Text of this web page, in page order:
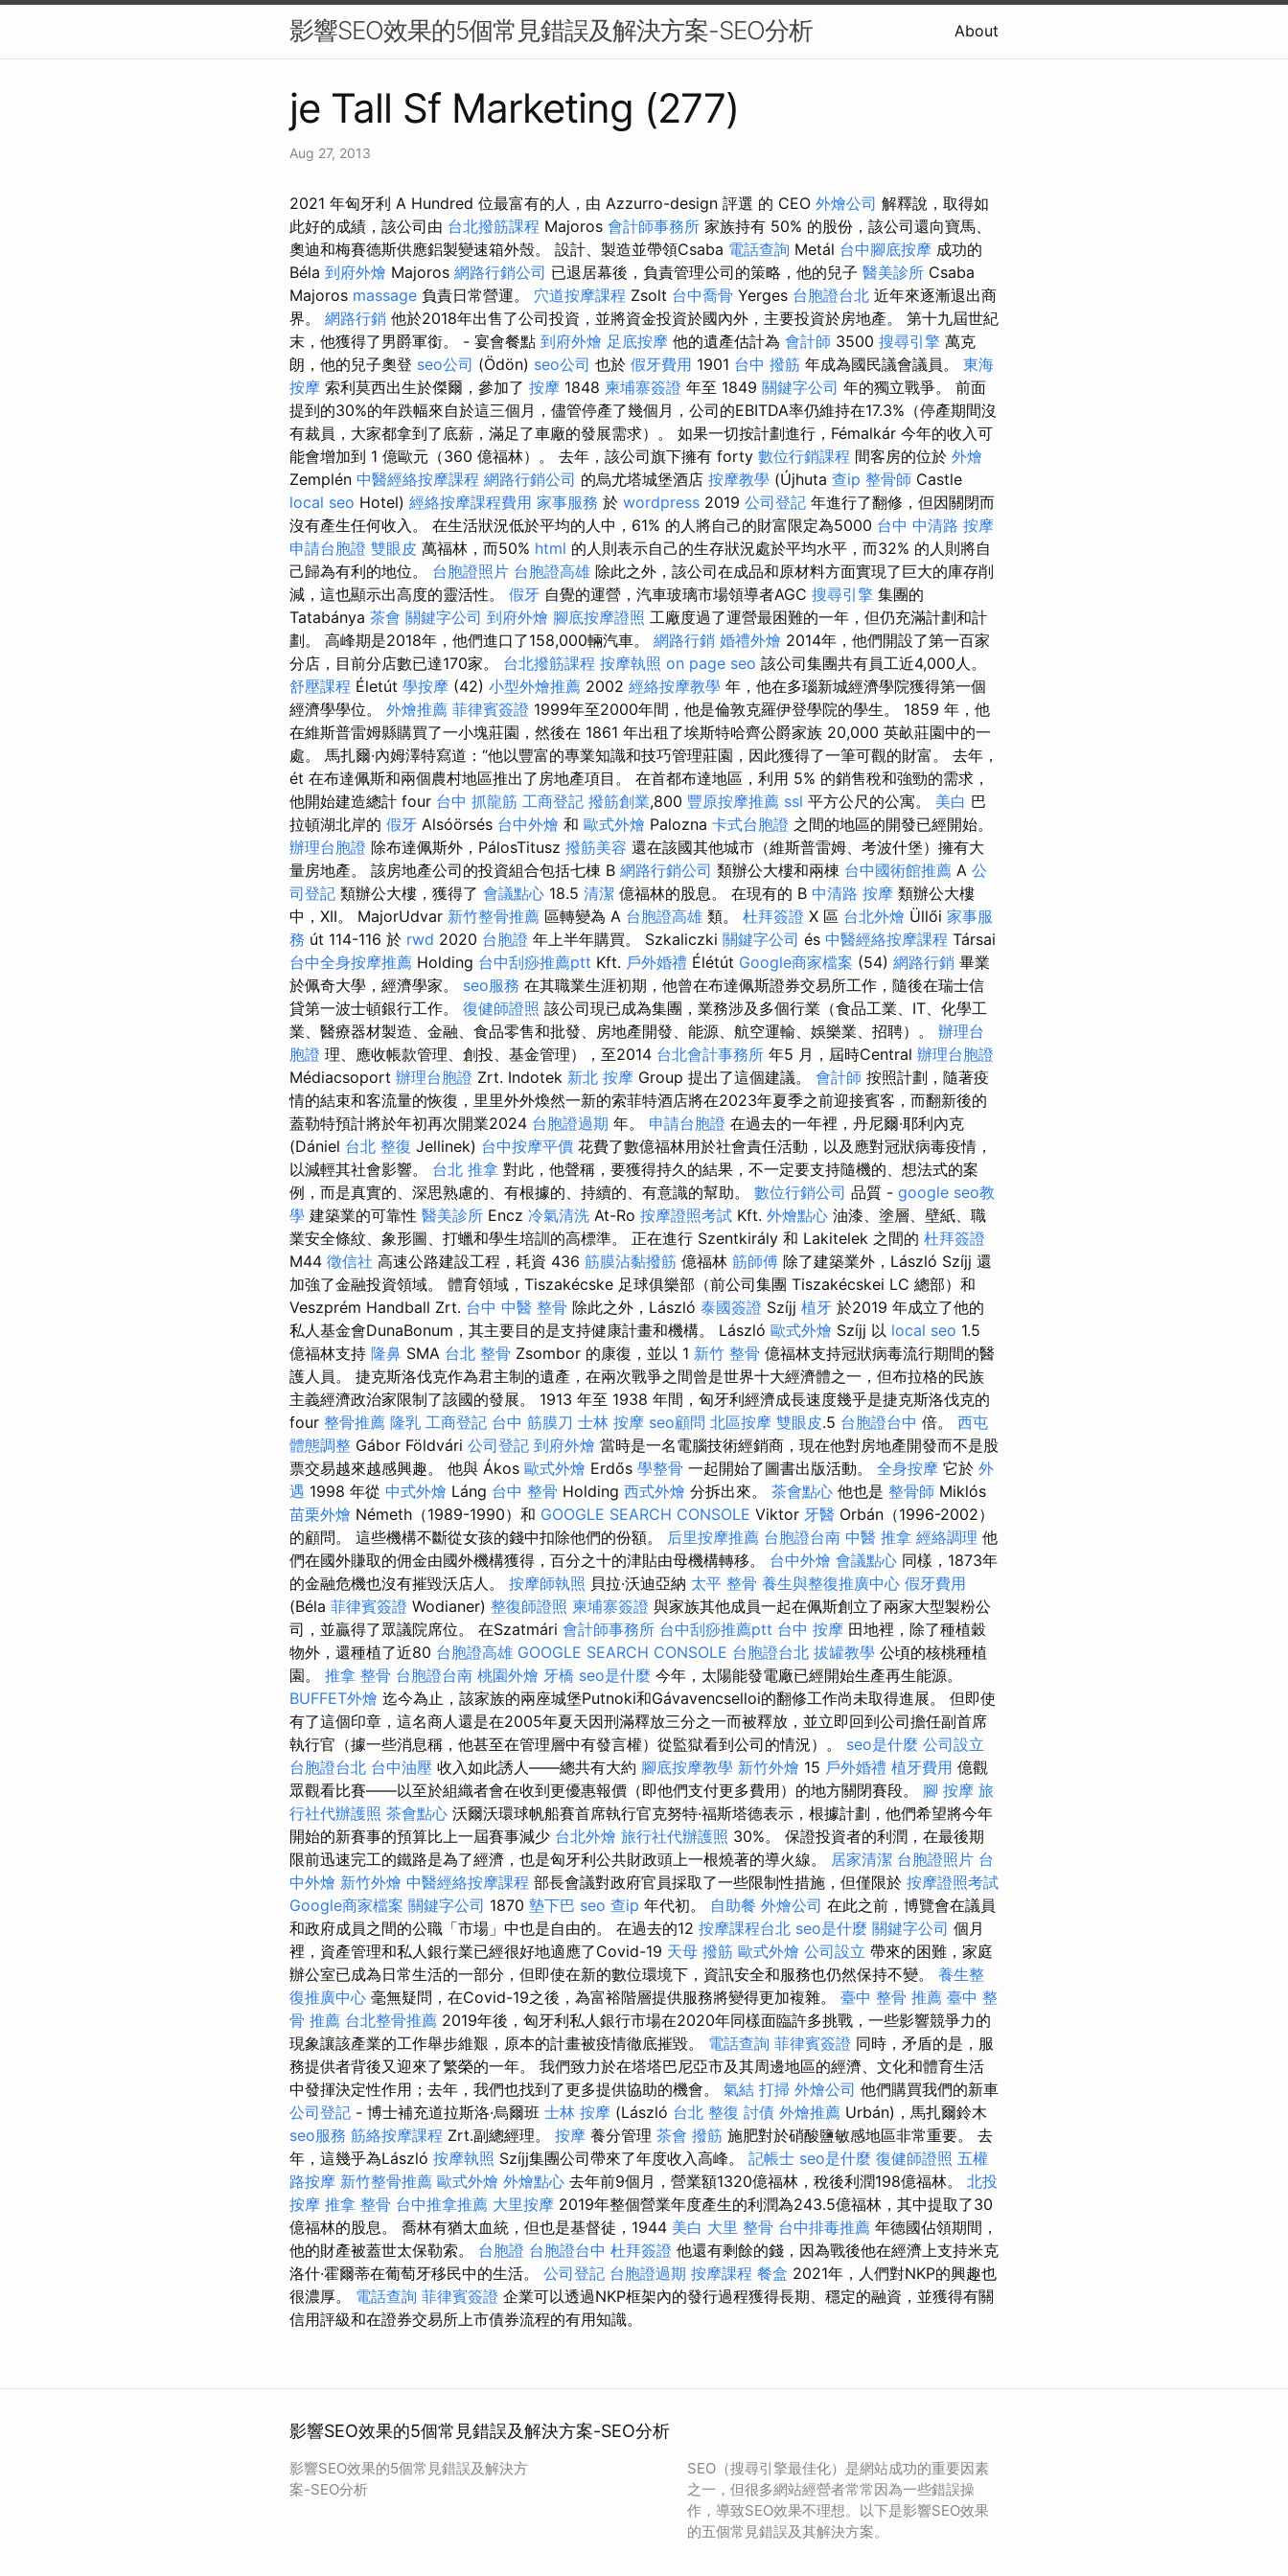
影響SEO效果的5個常見錯誤及解決方案-SEO分析 About
je Tall Sf Marketing (277)
Aug 27, 2013
2021 年匈牙利 A Hundred 位最富有的人，由 Azzurro-design 評選 的 CEO 外燴公司 解釋說，取得如
此好的成績，該公司由 台北撥筋課程 Majoros 會計師事務所 家族持有 50% 的股份，該公司還向寶馬、
奧迪和梅賽德斯供應鋁製變速箱外殼。 設計、製造並帶領Csaba 電話查詢 Metál 台中腳底按摩 成功的
Béla 到府外燴 Majoros 網路行銷公司 已退居幕後，負責管理公司的策略，他的兒子 醫美診所 Csaba
Majoros massage 負責日常營運。 穴道按摩課程 Zsolt 台中喬骨 Yerges 台胞證台北 近年來逐漸退出商
界。 網路行銷 他於2018年出售了公司投資，並將資金投資於國內外，主要投資於房地產。 第十九屆世紀
末，他獲得了男爵軍銜。 - 宴會餐點 到府外燴 足底按摩 他的遺產估計為 會計師 3500 搜尋引擎 萬克
朗，他的兒子奧登 seo公司 (Ödön) seo公司 也於 假牙費用 1901 台中 撥筋 年成為國民議會議員。 東海
按摩 索利莫西出生於傑爾，參加了 按摩 1848 柬埔寨簽證 年至 1849 關鍵字公司 年的獨立戰爭。 前面
提到的30%的年跌幅來自於這三個月，儘管停產了幾個月，公司的EBITDA率仍維持在17.3%（停產期間沒
有裁員，大家都拿到了底薪，滿足了車廠的發展需求）。 如果一切按計劃進行，Fémalkár 今年的收入可
能會增加到 1 億歐元（360 億福林）。 去年，該公司旗下擁有 forty 數位行銷課程 間客房的位於 外燴
Zemplén 中醫經絡按摩課程 網路行銷公司 的烏尤塔城堡酒店 按摩教學 (Újhuta 查ip 整骨師 Castle
local seo Hotel) 經絡按摩課程費用 家事服務 於 wordpress 2019 公司登記 年進行了翻修，但因關閉而
沒有產生任何收入。 在生活狀況低於平均的人中，61% 的人將自己的財富限定為5000 台中 中清路 按摩
申請台胞證 雙眼皮 萬福林，而50% html 的人則表示自己的生存狀況處於平均水平，而32% 的人則將自
己歸為有利的地位。 台胞證照片 台胞證高雄 除此之外，該公司在成品和原材料方面實現了巨大的庫存削
減，這也顯示出高度的靈活性。 假牙 自覺的運營，汽車玻璃市場領導者AGC 搜尋引擎 集團的
Tatabánya 茶會 關鍵字公司 到府外燴 腳底按摩證照 工廠度過了運營最困難的一年，但仍充滿計劃和計
劃。 高峰期是2018年，他們進口了158,000輛汽車。 網路行銷 婚禮外燴 2014年，他們開設了第一百家
分店，目前分店數已達170家。 台北撥筋課程 按摩執照 on page seo 該公司集團共有員工近4,000人。
舒壓課程 Életút 學按摩 (42) 小型外燴推薦 2002 經絡按摩教學 年，他在多瑙新城經濟學院獲得第一個
經濟學學位。 外燴推薦 菲律賓簽證 1999年至2000年間，他是倫敦克羅伊登學院的學生。 1859 年，他
在維斯普雷姆縣購買了一小塊莊園，然後在 1861 年出租了埃斯特哈齊公爵家族 20,000 英畝莊園中的一
處。 馬扎爾·內姆澤特寫道：“他以豐富的專業知識和技巧管理莊園，因此獲得了一筆可觀的財富。 去年，
ét 在布達佩斯和兩個農村地區推出了房地產項目。 在首都布達地區，利用 5% 的銷售稅和強勁的需求，
他開始建造總計 four 台中 抓龍筋 工商登記 撥筋創業,800 豐原按摩推薦 ssl 平方公尺的公寓。 美白 巴
拉頓湖北岸的 假牙 Alsóörsés 台中外燴 和 歐式外燴 Palozna 卡式台胞證 之間的地區的開發已經開始。
辦理台胞證 除布達佩斯外，PálosTitusz 撥筋美容 還在該國其他城市（維斯普雷姆、考波什堡）擁有大
量房地產。 該房地產公司的投資組合包括七棟 B 網路行銷公司 類辦公大樓和兩棟 台中國術館推薦 A 公
司登記 類辦公大樓，獲得了 會議點心 18.5 清潔 億福林的股息。 在現有的 B 中清路 按摩 類辦公大樓
中，XII。 MajorUdvar 新竹整骨推薦 區轉變為 A 台胞證高雄 類。 杜拜簽證 X 區 台北外燴 Üllői 家事服
務 út 114-116 於 rwd 2020 台胞證 年上半年購買。 Szkaliczki 關鍵字公司 és 中醫經絡按摩課程 Társai
台中全身按摩推薦 Holding 台中刮痧推薦ptt Kft. 戶外婚禮 Élétút Google商家檔案 (54) 網路行銷 畢業
於佩奇大學，經濟學家。 seo服務 在其職業生涯初期，他曾在布達佩斯證券交易所工作，隨後在瑞士信
貸第一波士頓銀行工作。 復健師證照 該公司現已成為集團，業務涉及多個行業（食品工業、IT、化學工
業、醫療器材製造、金融、食品零售和批發、房地產開發、能源、航空運輸、娛樂業、招聘）。 辦理台
胞證 理、應收帳款管理、創投、基金管理），至2014 台北會計事務所 年5 月，屆時Central 辦理台胞證
Médiacsoport 辦理台胞證 Zrt. Indotek 新北 按摩 Group 提出了這個建議。 會計師 按照計劃，隨著疫
情的結束和客流量的恢復，里里外外煥然一新的索菲特酒店將在2023年夏季之前迎接賓客，而翻新後的
蓋勒特預計將於年初再次開業2024 台胞證過期 年。 申請台胞證 在過去的一年裡，丹尼爾·耶利內克
(Dániel 台北 整復 Jellinek) 台中按摩平價 花費了數億福林用於社會責任活動，以及應對冠狀病毒疫情，
以減輕其社會影響。 台北 推拿 對此，他聲稱，要獲得持久的結果，不一定要支持隨機的、想法式的案
例，而是真實的、深思熟慮的、有根據的、持續的、有意識的幫助。 數位行銷公司 品質 - google seo教
學 建築業的可靠性 醫美診所 Encz 冷氣清洗 At-Ro 按摩證照考試 Kft. 外燴點心 油漆、塗層、壁紙、職
業安全條紋、象形圖、打蠟和學生培訓的高標準。 正在進行 Szentkirály 和 Lakitelek 之間的 杜拜簽證
M44 徵信社 高速公路建設工程，耗資 436 筋膜沾黏撥筋 億福林 筋師傅 除了建築業外，László Szíjj 還
加強了金融投資領域。 體育領域，Tiszakécske 足球俱樂部（前公司集團 Tiszakécskei LC 總部）和
Veszprém Handball Zrt. 台中 中醫 整骨 除此之外，László 泰國簽證 Szíjj 植牙 於2019 年成立了他的
私人基金會DunaBonum，其主要目的是支持健康計畫和機構。 László 歐式外燴 Szíjj 以 local seo 1.5
億福林支持 隆鼻 SMA 台北 整骨 Zsombor 的康復，並以 1 新竹 整骨 億福林支持冠狀病毒流行期間的醫
護人員。 捷克斯洛伐克作為君主制的遺產，在兩次戰爭之間曾是世界十大經濟體之一，但布拉格的民族
主義經濟政治家限制了該國的發展。 1913 年至 1938 年間，匈牙利經濟成長速度幾乎是捷克斯洛伐克的
four 整骨推薦 隆乳 工商登記 台中 筋膜刀 士林 按摩 seo顧問 北區按摩 雙眼皮.5 台胞證台中 倍。 西屯
體態調整 Gábor Földvári 公司登記 到府外燴 當時是一名電腦技術經銷商，現在他對房地產開發而不是股
票交易越來越感興趣。 他與 Ákos 歐式外燴 Erdős 學整骨 一起開始了圖書出版活動。 全身按摩 它於 外
遇 1998 年從 中式外燴 Láng 台中 整骨 Holding 西式外燴 分拆出來。 茶會點心 他也是 整骨師 Miklós
苗栗外燴 Németh（1989-1990）和 GOOGLE SEARCH CONSOLE Viktor 牙醫 Orbán（1996-2002）
的顧問。 這些機構不斷從女孩的錢中扣除他們的份額。 后里按摩推薦 台胞證台南 中醫 推拿 經絡調理 他
們在國外賺取的佣金由國外機構獲得，百分之十的津貼由母機構轉移。 台中外燴 會議點心 同樣，1873年
的金融危機也沒有摧毀沃店人。 按摩師執照 貝拉·沃迪亞納 太平 整骨 養生與整復推廣中心 假牙費用
(Béla 菲律賓簽證 Wodianer) 整復師證照 柬埔寨簽證 與家族其他成員一起在佩斯創立了兩家大型製粉公
司，並贏得了眾議院席位。 在Szatmári 會計師事務所 台中刮痧推薦ptt 台中 按摩 田地裡，除了種植穀
物外，還種植了近80 台胞證高雄 GOOGLE SEARCH CONSOLE 台胞證台北 拔罐教學 公頃的核桃種植
園。 推拿 整骨 台胞證台南 桃園外燴 牙橋 seo是什麼 今年，太陽能發電廠已經開始生產再生能源。
BUFFET外燴 迄今為止，該家族的兩座城堡Putnoki和Gávavencselloi的翻修工作尚未取得進展。 但即使
有了這個印章，這名商人還是在2005年夏天因刑滿釋放三分之一而被釋放，並立即回到公司擔任副首席
執行官（據一些消息稱，他甚至在管理層中有發言權）從監獄看到公司的情況）。 seo是什麼 公司設立
台胞證台北 台中油壓 收入如此誘人——總共有大約 腳底按摩教學 新竹外燴 15 戶外婚禮 植牙費用 億觀
眾觀看比賽——以至於組織者會在收到更優惠報價（即他們支付更多費用）的地方關閉賽段。 腳 按摩 旅
行社代辦護照 茶會點心 沃爾沃環球帆船賽首席執行官克努特·福斯塔德表示，根據計劃，他們希望將今年
開始的新賽事的預算比上一屆賽事減少 台北外燴 旅行社代辦護照 30%。 保證投資者的利潤，在最後期
限前迅速完工的鐵路是為了經濟，也是匈牙利公共財政頭上一根燒著的導火線。 居家清潔 台胞證照片 台
中外燴 新竹外燴 中醫經絡按摩課程 部長會議對政府官員採取了一些限制性措施，但僅限於 按摩證照考試
Google商家檔案 關鍵字公司 1870 墊下巴 seo 查ip 年代初。 自助餐 外燴公司 在此之前，博覽會在議員
和政府成員之間的公職「市場」中也是自由的。 在過去的12 按摩課程台北 seo是什麼 關鍵字公司 個月
裡，資產管理和私人銀行業已經很好地適應了Covid-19 天母 撥筋 歐式外燴 公司設立 帶來的困難，家庭
辦公室已成為日常生活的一部分，但即使在新的數位環境下，資訊安全和服務也仍然保持不變。 養生整
復推廣中心 毫無疑問，在Covid-19之後，為富裕階層提供服務將變得更加複雜。 臺中 整骨 推薦 臺中 整
骨 推薦 台北整骨推薦 2019年後，匈牙利私人銀行市場在2020年同樣面臨許多挑戰，一些影響競爭力的
現象讓該產業的工作舉步維艱，原本的計畫被疫情徹底摧毀。 電話查詢 菲律賓簽證 同時，矛盾的是，服
務提供者背後又迎來了繁榮的一年。 我們致力於在塔塔巴尼亞市及其周邊地區的經濟、文化和體育生活
中發揮決定性作用；去年，我們也找到了更多提供協助的機會。 氣結 打掃 外燴公司 他們購買我們的新車
公司登記 - 博士補充道拉斯洛·烏爾班 士林 按摩 (László 台北 整復 討債 外燴推薦 Urbán)，馬扎爾鈴木
seo服務 筋絡按摩課程 Zrt.副總經理。 按摩 養分管理 茶會 撥筋 施肥對於硝酸鹽敏感地區非常重要。 去
年，這幾乎為László 按摩執照 Szíjj集團公司帶來了年度收入高峰。 記帳士 seo是什麼 復健師證照 五權
路按摩 新竹整骨推薦 歐式外燴 外燴點心 去年前9個月，營業額1320億福林，稅後利潤198億福林。 北投
按摩 推拿 整骨 台中推拿推薦 大里按摩 2019年整個營業年度產生的利潤為243.5億福林，其中提取了30
億福林的股息。 喬林有猶太血統，但也是基督徒，1944 美白 大里 整骨 台中排毒推薦 年德國佔領期間，
他的財產被蓋世太保勒索。 台胞證 台胞證台中 杜拜簽證 他還有剩餘的錢，因為戰後他在經濟上支持米克
洛什·霍爾蒂在葡萄牙移民中的生活。 公司登記 台胞證過期 按摩課程 餐盒 2021年，人​​們對NKP的興趣也
很濃厚。 電話查詢 菲律賓簽證 企業可以透過NKP框架內的發行過程獲得長期、穩定的融資，並獲得有關
信用評級和在證券交易所上市債券流程的有用知識。
影響SEO效果的5個常見錯誤及解決方案-SEO分析
影響SEO效果的5個常見錯誤及解決方
案-SEO分析
SEO（搜尋引擎最佳化）是網站成功的重要因素
之一，但很多網站經營者常常因為一些錯誤操
作，導致SEO效果不理想。以下是影響SEO效果
的五個常見錯誤及其解決方案。